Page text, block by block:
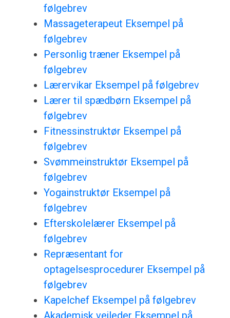
følgebrev
Massageterapeut Eksempel på
følgebrev
Personlig træner Eksempel på
følgebrev
Lærervikar Eksempel på følgebrev
Lærer til spædbørn Eksempel på
følgebrev
Fitnessinstruktør Eksempel på
følgebrev
Svømmeinstruktør Eksempel på
følgebrev
Yogainstruktør Eksempel på
følgebrev
Efterskolelærer Eksempel på
følgebrev
Repræsentant for
optagelsesprocedurer Eksempel på
følgebrev
Kapelchef Eksempel på følgebrev
Akademisk vejleder Eksempel på